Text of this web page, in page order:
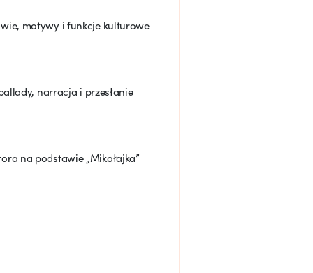
motywy i funkcje kulturowe
narracja i przesłanie
na podstawie „Mikołajka”